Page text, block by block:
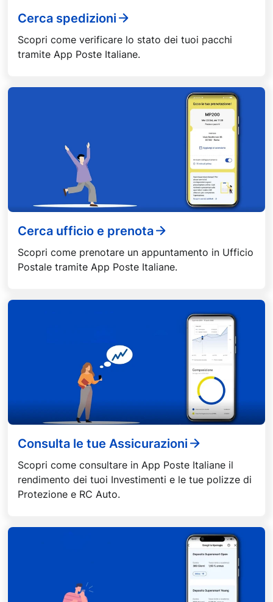
Cerca spedizioni
Scopri come verificare lo stato dei tuoi pacchi
tramite App Poste Italiane.
Cerca ufficio e prenota
Scopri come prenotare un appuntamento in Ufficio
Postale tramite App Poste Italiane.
Consulta le tue Assicurazioni
Scopri come consultare in App Poste Italiane il
rendimento dei tuoi Investimenti e le tue polizze di
Protezione e RC Auto.